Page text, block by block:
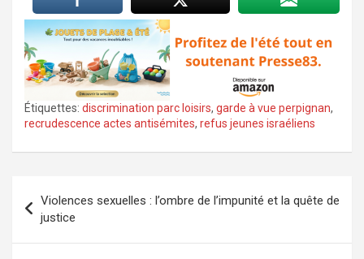
Étiquettes: discrimination parc loisirs, garde à vue perpignan,
recrudescence actes antisémites, refus jeunes israéliens
de
l’article
Violences sexuelles : l’ombre de l’impunité et la quête de
justice